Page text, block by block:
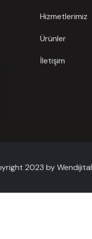
Hizmetlerimiz
Ürünler
İletişim
2023 by Wendijital